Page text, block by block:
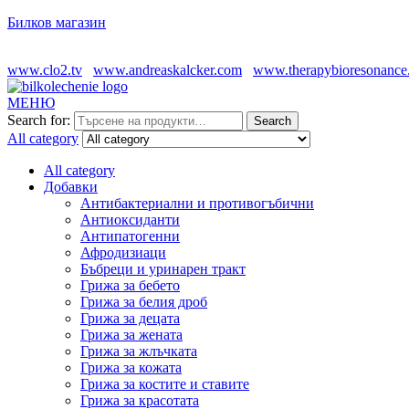
Билков магазин
www.clo2.tv www.andreaskalcker.com
МЕНЮ
Search for:
Search
All category
All category
Добавки
Антибактериални и противогъбични
Антиоксиданти
Антипатогенни
Афродизиаци
Бъбреци и уринарен тракт
Грижа за бебето
Грижа за белия дроб
Грижа за децата
Грижа за жената
Грижа за жлъчката
Грижа за кожата
Грижа за костите и ставите
Грижа за красотата